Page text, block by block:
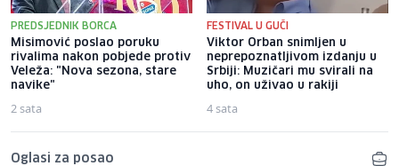
PREDSJEDNIK BORCA
Misimović poslao poruku
rivalima nakon pobjede protiv
Veleža: "Nova sezona, stare
navike"
2 sata
FESTIVAL U GUČI
Viktor Orban snimljen u
neprepoznatljivom izdanju u
Srbiji: Muzičari mu svirali na
uho, on uživao u rakiji
4 sata
Oglasi za posao